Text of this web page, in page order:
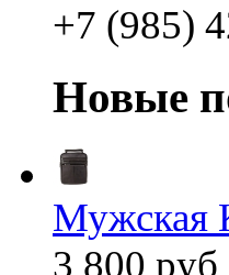
+7 (985)
Новые
Мужская
3 800 руб